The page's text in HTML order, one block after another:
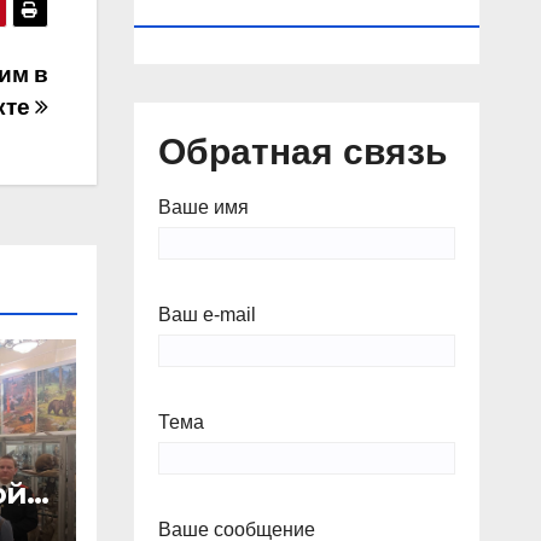
в
Обратная связь
Ваше имя
Ваш e-mail
Тема
Ваше сообщение